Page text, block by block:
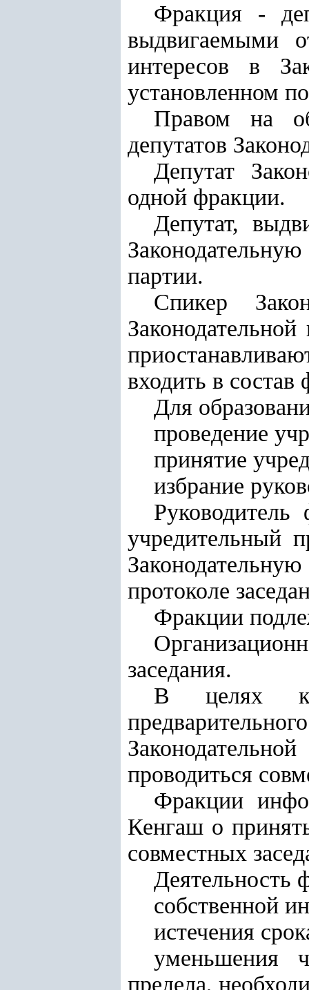
Фракция -
выдвигаемыми
интересов в
установленном
Правом на
депутатов
Депутат
одной фракции.
Депутат,
партии.
Спикер
Законодательной
входить в состав
Для
проведение
принятие
избрание
Руководитель
учредительный
протоколе
Фракции
заседания.
В целях
проводиться
Фракции
Кенгаш о
совместных
Деятельность
собственной
истечения
уменьшения
предела,